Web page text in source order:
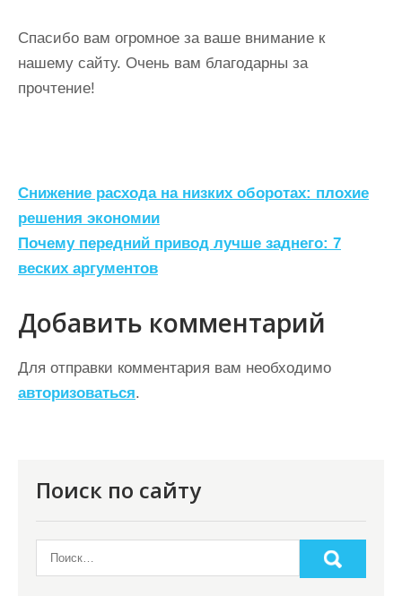
Спасибо вам огромное за ваше внимание к
нашему сайту. Очень вам благодарны за
прочтение!
Н
а
в
и
г
а
ц
и
Снижение расхода на низких оборотах: плохие
решения экономии
Почему передний привод лучше заднего: 7
веских аргументов
Добавить комментарий
Для отправки комментария вам необходимо
авторизоваться.
Поиск по сайту